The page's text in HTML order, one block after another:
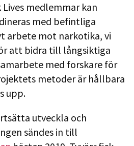
Lives medlemmar kan
med befintliga
arbete mot narkotika, vi
att bidra till långsiktiga
med forskare för
metoder är hållbara
upp.
utveckla och
sändes in till